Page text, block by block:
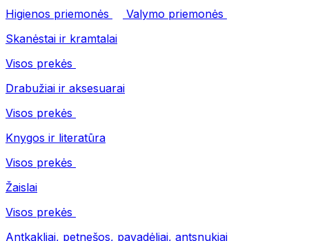
Higienos priemonės
Valymo priemonės
Skanėstai ir kramtalai
Visos prekės
Drabužiai ir aksesuarai
Visos prekės
Knygos ir literatūra
Visos prekės
Žaislai
Visos prekės
Antkakliai, petnešos, pavadėliai, antsnukiai